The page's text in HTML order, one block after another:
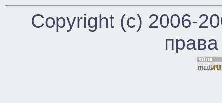
Copyright (c) 2006-